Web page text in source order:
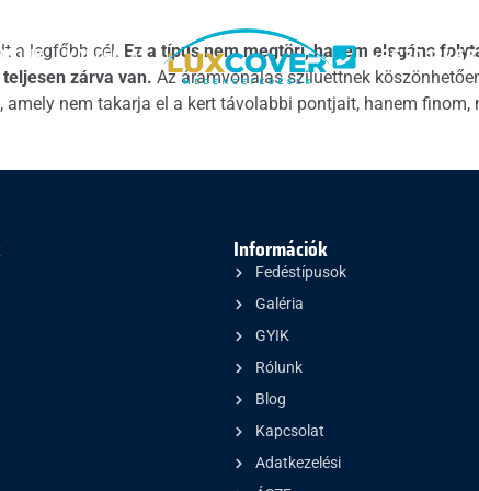
KAPCSOLAT +36 30 134
a legfőbb cél. Ez a típus nem megtöri, hanem elegáns
zárva van. Az áramvonalas sziluettnek
nem takarja el a kert távolabbi pontjait, hanem
Információk
Fedéstípusok
Galéria
GYIK
Rólunk
Blog
Kapcsolat
Adatkezelési